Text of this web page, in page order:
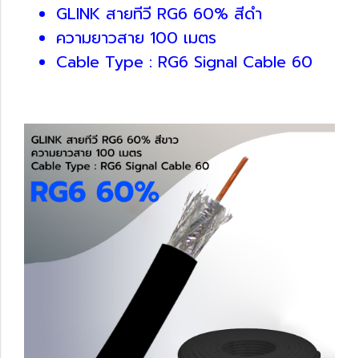
GLINK สายทีวี RG6 60% สีดำ
ความยาวสาย 100 เมตร
Cable Type : RG6 Signal Cable 60